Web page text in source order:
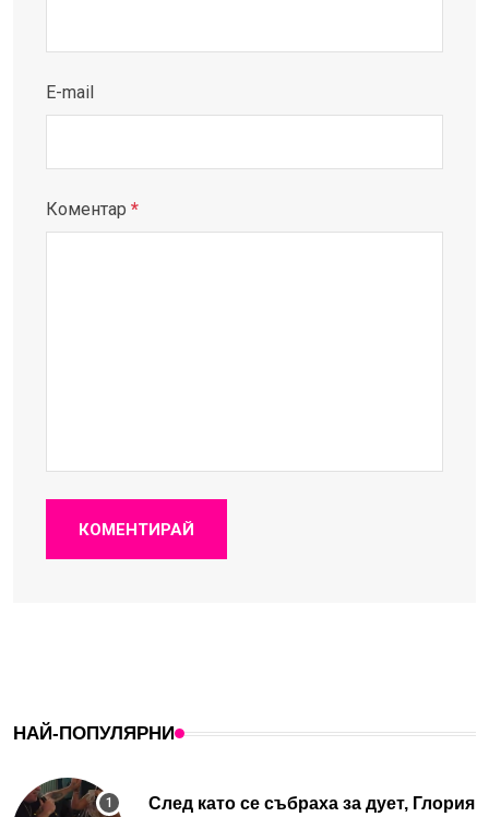
E-mail
Коментар *
КОМЕНТИРАЙ
НАЙ-ПОПУЛЯРНИ
След като се събраха за дует, Глория